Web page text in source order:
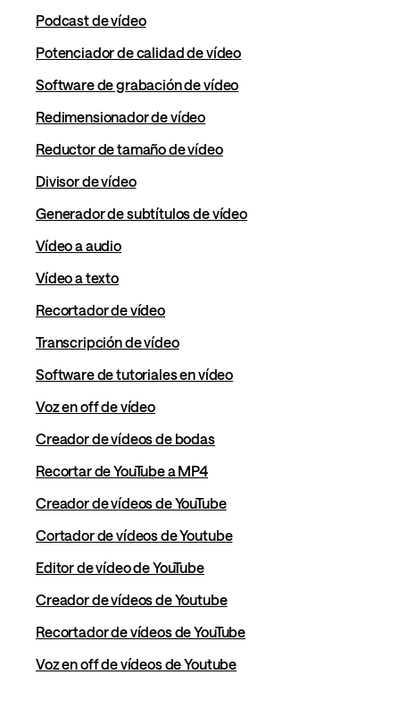
Podcast de vídeo
Potenciador de calidad de vídeo
Software de grabación de vídeo
Redimensionador de vídeo
Reductor de tamaño de vídeo
Divisor de vídeo
Generador de subtítulos de vídeo
Vídeo a audio
Vídeo a texto
Recortador de vídeo
Transcripción de vídeo
Software de tutoriales en vídeo
Voz en off de vídeo
Creador de vídeos de bodas
Recortar de YouTube a MP4
Creador de vídeos de YouTube
Cortador de vídeos de Youtube
Editor de vídeo de YouTube
Creador de vídeos de Youtube
Recortador de vídeos de YouTube
Voz en off de vídeos de Youtube